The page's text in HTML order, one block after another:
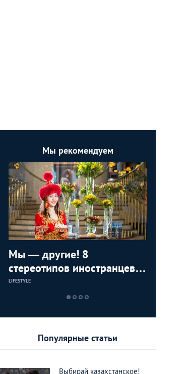
Мы рекомендуем
Мы — другие! 8
стереотипов иностранцев о
Казахстане
LIFESTYLE
Популярные статьи
Выбирай казахстанское!